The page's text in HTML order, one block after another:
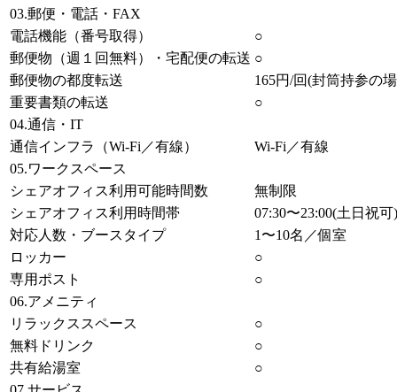
03.郵便・電話・FAX
電話機能（番号取得）
○
郵便物（週１回無料）・宅配便の転送 ○
郵便物の都度転送
165円/回(封筒持参の
重要書類の転送
○
04.通信・IT
通信インフラ（Wi-Fi／有線）
Wi-Fi／有線
05.ワークスペース
シェアオフィス利用可能時間数
無制限
シェアオフィス利用時間帯
07:30〜23:00(土日祝可)
対応人数・ブースタイプ
1〜10名／個室
ロッカー
○
専用ポスト
○
06.アメニティ
リラックススペース
○
無料ドリンク
○
共有給湯室
○